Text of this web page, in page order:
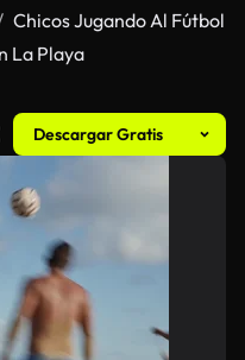
Chicos Jugando Al Fútbol
La Playa
Descargar Gratis